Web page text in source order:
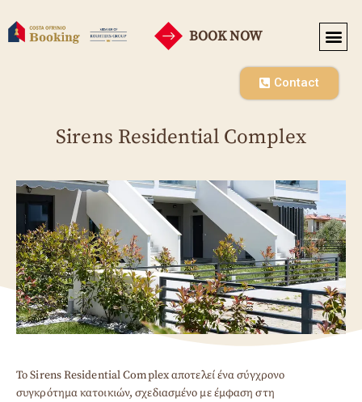
BOOK NOW
Contact
Sirens Residential Complex
Το Sirens Residential Complex αποτελεί ένα σύγχρονο
συγκρότημα κατοικιών, σχεδιασμένο με έμφαση στη